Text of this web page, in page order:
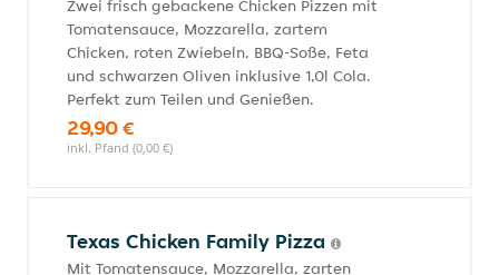
Zwei frisch gebackene Chicken Pizzen mit
Tomatensauce, Mozzarella, zartem
Chicken, roten Zwiebeln, BBQ-Soße, Feta
und schwarzen Oliven inklusive 1,0l Cola.
Perfekt zum Teilen und Genießen.
29,90 €
inkl. Pfand (0,00 €)
Texas Chicken Family Pizza
Mit Tomatensauce, Mozzarella, zarten